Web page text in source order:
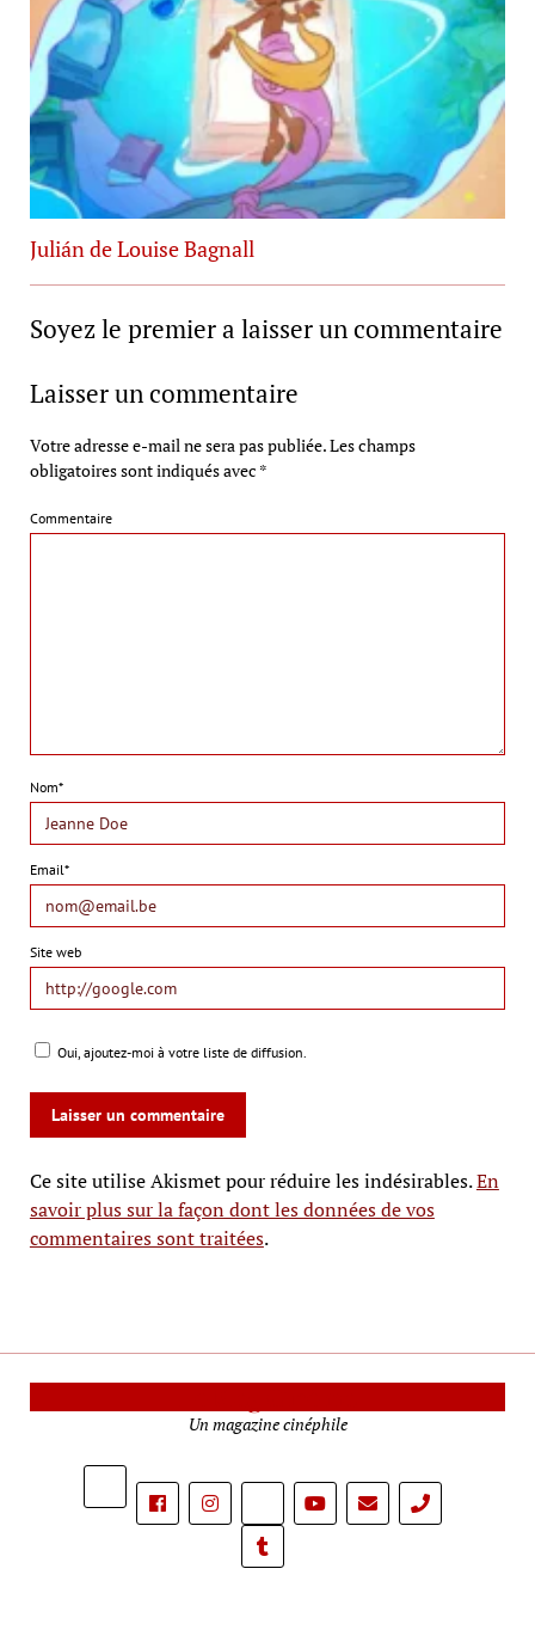
Julián de Louise Bagnall
Soyez le premier a laisser un commentaire
Laisser un commentaire
Votre adresse e-mail ne sera pas publiée.Les champs
obligatoires sont indiqués avec *
Commentaire
Nom*
Email*
Site web
Oui, ajoutez-moi à votre liste de diffusion.
Ce site utilise Akismet pour réduire les indésirables.En
savoir plus sur la façon dont les données de vos
commentaires sont traitées.
Un magazine cinéphile
phone